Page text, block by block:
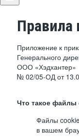
Правила
Приложение к
Генерального
ООО «Хэдхантер»
№ 02/05-ОД от
Что такое файлы
Файлы
в вашем